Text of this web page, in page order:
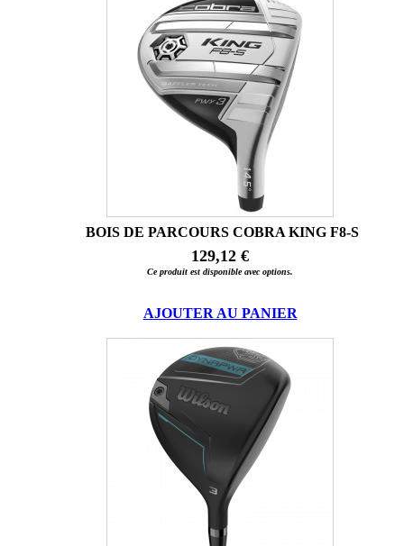
BOIS DE PARCOURS COBRA KING F8-S
129,12 €
Ce produit est disponible avec options.
AJOUTER AU PANIER